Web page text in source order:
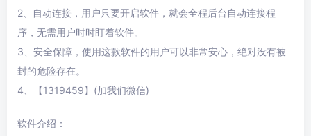
2、自动连接，用户只要开启软件，就会全程后台自动连接程
序，无需用户时时盯着软件。
3、安全保障，使用这款软件的用户可以非常安心，绝对没有被
封的危险存在。
4、【1319459】(加我们微信)
软件介绍：